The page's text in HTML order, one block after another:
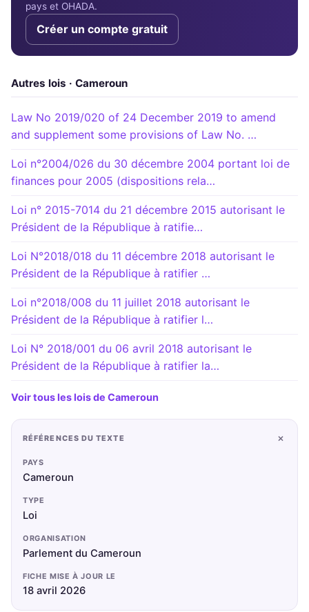
pays et OHADA.
Créer un compte gratuit
Autres lois · Cameroun
Law No 2019/020 of 24 December 2019 to amend
and supplement some provisions of Law No. …
Loi n°2004/026 du 30 décembre 2004 portant loi de
finances pour 2005 (dispositions rela…
Loi n° 2015-7014 du 21 décembre 2015 autorisant le
Président de la République à ratifie…
Loi N°2018/018 du 11 décembre 2018 autorisant le
Président de la République à ratifier …
Loi n°2018/008 du 11 juillet 2018 autorisant le
Président de la République à ratifier l…
Loi N° 2018/001 du 06 avril 2018 autorisant le
Président de la République à ratifier la…
Voir tous les lois de Cameroun
RÉFÉRENCES DU TEXTE +
PAYS
Cameroun
TYPE
Loi
ORGANISATION
Parlement du Cameroun
FICHE MISE À JOUR LE
18 avril 2026